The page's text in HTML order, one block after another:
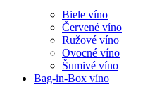
Biele víno
Červené víno
Ružové víno
Ovocné víno
Šumivé víno
Bag-in-Box víno